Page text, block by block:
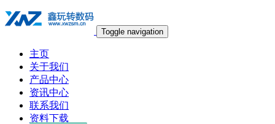
Toggle navigation
主页
关于我们
产品中心
资讯中心
联系我们
资料下载